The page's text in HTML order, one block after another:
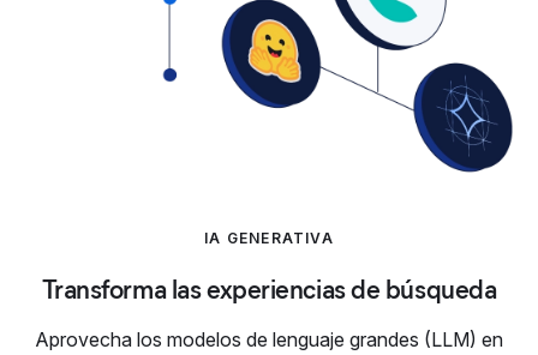
IA GENERATIVA
Transforma las experiencias de búsqueda
Aprovecha los modelos de lenguaje grandes (LLM) en